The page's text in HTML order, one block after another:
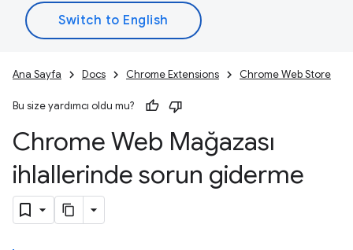
Ana Sayfa Docs Chrome Extensions Chrome Web Store
Bu size yardımcı oldu mu?
Chrome Web Mağazası
ihlallerinde sorun giderme